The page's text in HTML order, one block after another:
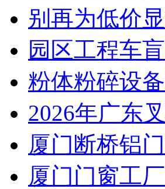
别再为低价
园区工程车
粉体粉碎设
2026年广东
厦门断桥铝
厦门门窗工